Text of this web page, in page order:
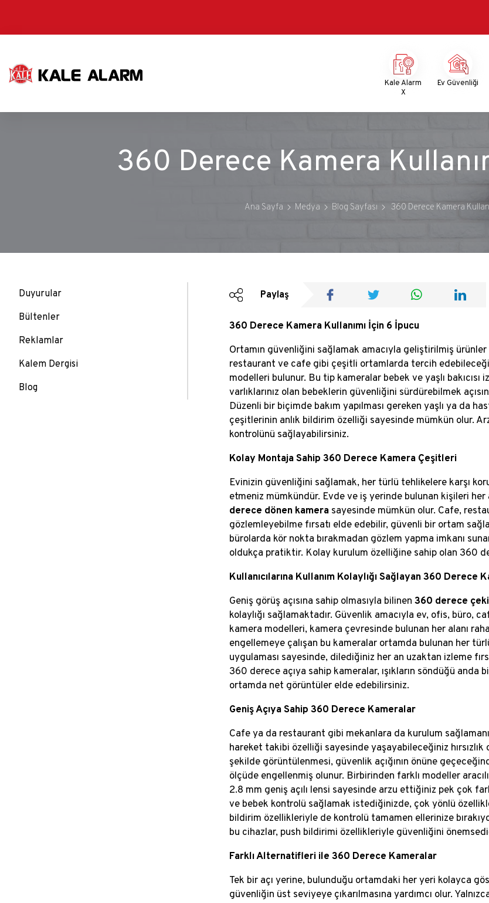
atla
Menu
Kale Alarm
X
Ev Güvenliği
360 Derece Kamera
Ana Sayfa Medya Blog Sayfası 360 Derece Kamera
Duyurular
Bültenler
Reklamlar
Kalem Dergisi
Blog
Paylaş
360 Derece Kamera Kullanımı İçin 6 İpucu
Ortamın güvenliğini sağlamak amacıyla geliştirilmiş
restaurant ve cafe gibi çeşitli ortamlarda tercih
modelleri bulunur. Bu tip kameralar bebek ve yaşlı
varlıklarınız olan bebeklerin güvenliğini sürdürebilmek
Düzenli bir biçimde bakım yapılması gereken yaşlı ya da
çeşitlerinin anlık bildirim özelliği sayesinde mümkün olur.
kontrolünü sağlayabilirsiniz.
Kolay Montaja Sahip 360 Derece Kamera Çeşitleri
Evinizin güvenliğini sağlamak, her türlü tehlikelere karşı
etmeniz mümkündür. Evde ve iş yerinde bulunan kişileri
derece dönen kamera sayesinde mümkün olur. Cafe,
gözlemleyebilme fırsatı elde edebilir, güvenli bir ortam
bürolarda kör nokta bırakmadan gözlem yapma imkanı
oldukça pratiktir. Kolay kurulum özelliğine sahip olan 360
Kullanıcılarına Kullanım Kolaylığı Sağlayan 360 Derece
Geniş görüş açısına sahip olmasıyla bilinen 360 derece
kolaylığı sağlamaktadır. Güvenlik amacıyla ev, ofis, büro,
kamera modelleri, kamera çevresinde bulunan her alanı
engellemeye çalışan bu kameralar ortamda bulunan her
uygulaması sayesinde, dilediğiniz her an uzaktan izleme
360 derece açıya sahip kameralar, ışıkların söndüğü anda
ortamda net görüntüler elde edebilirsiniz.
Geniş Açıya Sahip 360 Derece Kameralar
Cafe ya da restaurant gibi mekanlara da kurulum
hareket takibi özelliği sayesinde yaşayabileceğiniz
şekilde görüntülenmesi, güvenlik açığının önüne
ölçüde engellenmiş olunur. Birbirinden farklı modeller
2.8 mm geniş açılı lensi sayesinde arzu ettiğiniz pek çok
ve bebek kontrolü sağlamak istediğinizde, çok yönlü
bildirim özellikleriyle de kontrolü tamamen ellerinize
bu cihazlar, push bildirimi özellikleriyle güvenliğini
Farklı Alternatifleri ile 360 Derece Kameralar
Tek bir açı yerine, bulunduğu ortamdaki her yeri kolayca
güvenliğin üst seviyeye çıkarılmasına yardımcı olur.